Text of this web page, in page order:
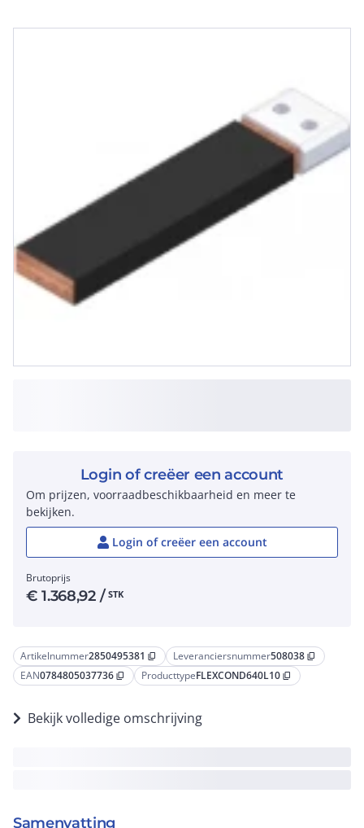
Artikelnummer2850495381 content_copy Leveranciersnummer508038 content_copy
EAN0784805037736 content_copy ProducttypeFLEXCOND640L10 content_copy
Bekijk volledige omschrijving
Samenvatting
Login of creëer een account
Om prijzen, voorraadbeschikbaarheid en meer te
bekijken.
Login of creëer een account
Brutoprijs
€1.368,92/ STK